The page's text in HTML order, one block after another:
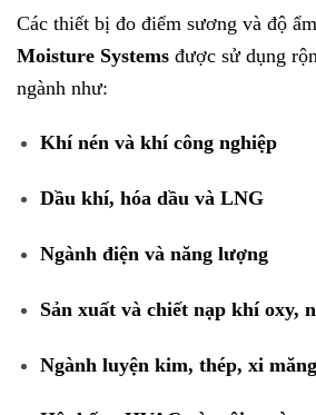
Các thiết bị đo điểm sương và độ
Moisture Systems được sử dụng
ngành như:
Khí nén và khí công nghiệp
Dầu khí, hóa dầu và LNG
Ngành điện và năng lượng
Sản xuất và chiết nạp khí oxy,
Ngành luyện kim, thép, xi măng